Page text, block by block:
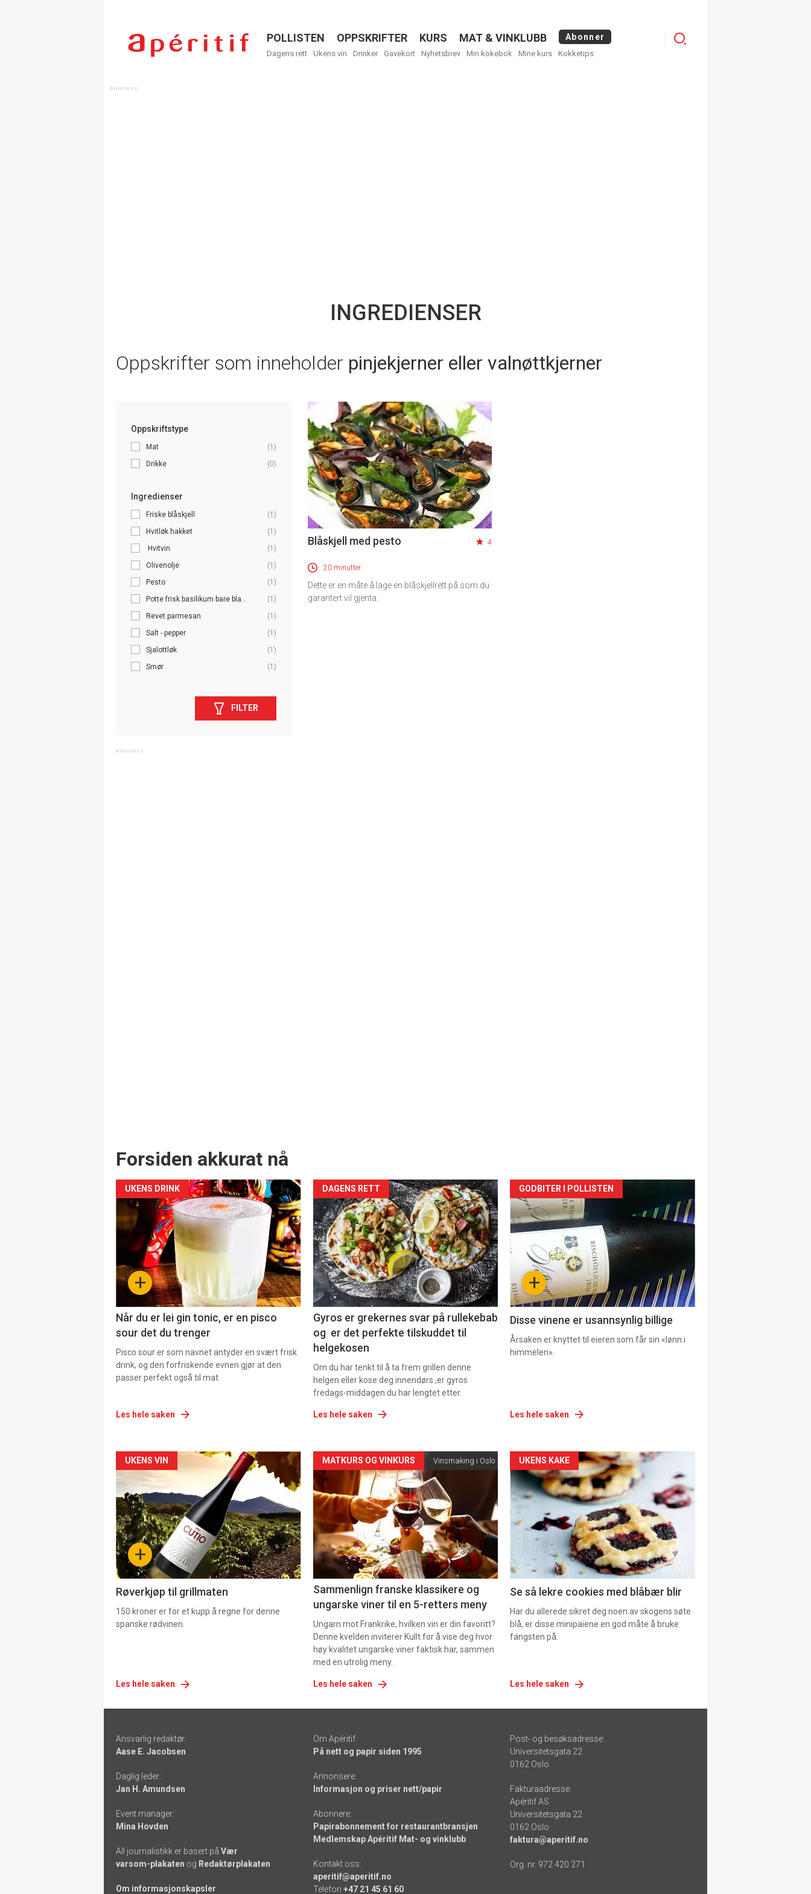
Menu
POLLISTEN OPPSKRIFTER KURS MAT & VINKLUBB Abonner
Dagens rett Ukens vin Drinker Gavekort Nyhetsbrev Min kokebok Mine kurs Kokketips
Logg
INGREDIENSER
Oppskrifter som inneholder pinjekjerner eller valnøttkjerner
Oppskriftstype
Mat
(1)
Drikke
(0)
Ingredienser
Friske blåskjell
(1)
Hvitløk hakket
(1)
Hvitvin
(1)
Olivenolje
(1)
Pesto
(1)
Potte frisk basilikum bare bla...
(1)
Revet parmesan
(1)
Salt - pepper
(1)
Sjalottløk
(1)
Smør
(1)
FILTER
Blåskjell med pesto 4
20 minutter
Dette er en måte å lage en blåskjellrett på som du
garantert vil gjenta.
Forsiden akkurat nå
+
UKENS DRINK
Når du er lei gin tonic, er en pisco
sour det du trenger
Pisco sour er som navnet antyder en svært frisk
drink, og den forfriskende evnen gjør at den
passer perfekt også til mat.
Les hele saken
Forsiden
akkurat
nå
-
2
DAGENS RETT
Gyros er grekernes svar på rullekebab
og er det perfekte tilskuddet til
helgekosen
Om du har tenkt til å ta frem grillen denne
helgen eller kose deg innendørs ,er gyros
fredags-middagen du har lengtet etter.
Les hele saken
Forsiden
akkurat
nå
3 +
GODBITER I POLLISTEN
Disse vinene er usannsynlig billige
Årsaken er knyttet til eieren som får sin «lønn i
himmelen».
Les hele saken
Forsiden
akkurat
nå
-
4 +
UKENS VIN
Røverkjøp til grillmaten
150 kroner er for et kupp å regne for denne
spanske rødvinen.
Les hele saken
Forsiden
akkurat
nå
-
5
MATKURS OG VINKURS Vinsmaking i Oslo
Sammenlign franske klassikere og
ungarske viner til en 5-retters meny
Ungarn mot Frankrike, hvilken vin er din favoritt?
Denne kvelden inviterer Kullt for å vise deg hvor
høy kvalitet ungarske viner faktisk har, sammen
med en utrolig meny.
Les hele saken
Forsiden
akkurat
nå
6
UKENS KAKE
Se så lekre cookies med blåbær blir
Har du allerede sikret deg noen av skogens søte
blå, er disse minipaiene en god måte å bruke
fangsten på.
Les hele saken
-
links
Ansvarlig redaktør:
Aase E. Jacobsen
Daglig leder:
Jan H. Amundsen
Event manager:
Mina Hovden
All journalistikk er basert på Vær
varsom-plakaten og Redaktørplakaten
Om informasjonskapsler
Om Apéritif:
På nett og papir siden 1995
Annonsere:
Informasjon og priser nett/papir
Abonnere:
Papirabonnement for restaurantbransjen
Medlemskap Apéritif Mat- og vinklubb
Kontakt oss:
aperitif@aperitif.no
Telefon +47 21 45 61 60
Post- og besøksadresse:
Universitetsgata 22
0162 Oslo
Fakturaadresse:
Apéritif AS
Universitetsgata 22
0162 Oslo
faktura@aperitif.no
Org. nr. 972 420 271